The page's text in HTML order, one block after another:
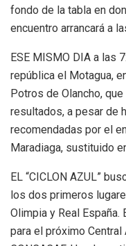
fondo de la tabla en
encuentro arrancará a
ESE MISMO DIA a las
república el Motagua,
Potros de Olancho,
resultados, a pesar de
recomendadas por el
Maradiaga, sustituido
EL “CICLON AZUL”
los dos primeros
Olimpia y Real
para el próximo Central